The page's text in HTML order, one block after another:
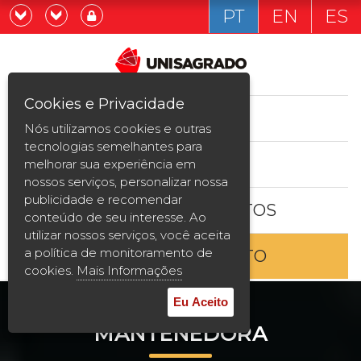
Graduação
Pós-graduação e MBA
Curta Duração
Vestibular
2ª Graduação
Transferência
Reingresso
Já sou estudande
Quero ser estudante
PT EN ES
ESTUDE AQUI
BOLSAS E DESCONTOS
ENTRE EM CONTATO
MANTENEDORA
Cookies e Privacidade
Nós utilizamos cookies e outras
tecnologias semelhantes para
melhorar sua experiência em
nossos serviços, personalizar nossa
publicidade e recomendar
conteúdo de seu interesse. Ao
utilizar nossos serviços, você aceita
a política de monitoramento de
cookies. Mais Informações
Eu Aceito